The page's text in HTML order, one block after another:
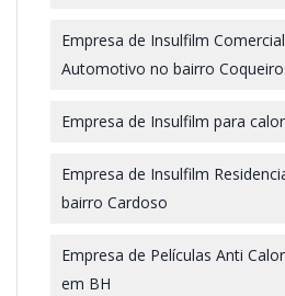
Empresa de Insulfilm
Automotivo no bairro
Empresa de Insulfilm para calor
Empresa de Insulfilm
bairro Cardoso
Empresa de Películas Anti
em BH